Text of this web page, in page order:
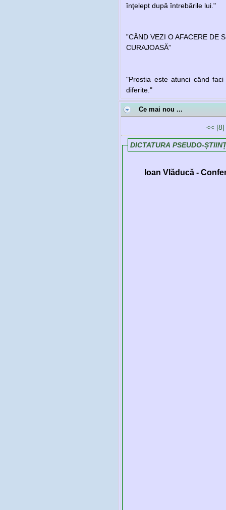
înţelept după întrebările lui."
”CÂND VEZI O AFACERE DE
CURAJOASĂ”
"Prostia este atunci când
diferite."
Ce mai nou ...
<< [8]
DICTATURA PSEUDO-
Ioan Vlăducă -